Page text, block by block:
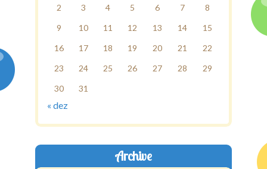
2 3 4 5 6 7
8
9
10 11 12 13 14
15
16
17 18 19 20 21
22
23
24 25 26 27 28
29
30
31
« dez
Archive